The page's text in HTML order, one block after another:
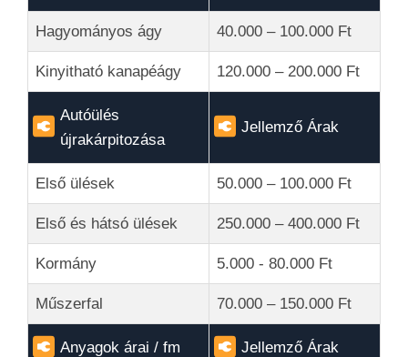
Hagyományos ágy 40.000 – 100.000 Ft
Kinyitható kanapéágy 120.000 – 200.000 Ft
Autóülés
újrakárpitozása
Jellemző Árak
Első ülések 50.000 – 100.000 Ft
Első és hátsó ülések 250.000 – 400.000 Ft
Kormány 5.000 - 80.000 Ft
Műszerfal 70.000 – 150.000 Ft
Anyagok árai / fm Jellemző Árak